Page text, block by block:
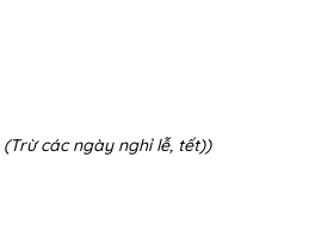
các ngày nghỉ lễ, tết))